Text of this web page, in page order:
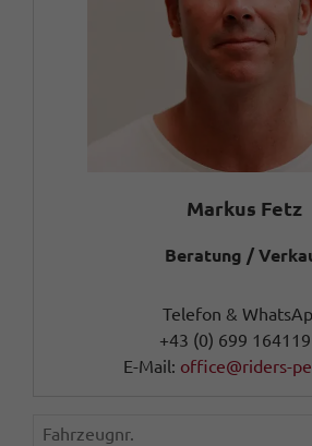
Markus Fetz
Beratung /
Telefon &
+43 (0) 699
E-Mail: office@riders-
Fahrzeugnr.